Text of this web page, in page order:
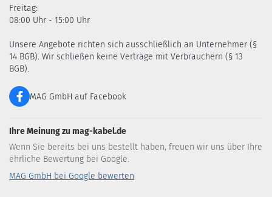
Freitag:
08:00 Uhr - 15:00 Uhr
Unsere Angebote richten sich ausschließlich an Unternehmer (§
14 BGB). Wir schließen keine Verträge mit Verbrauchern (§ 13
BGB).
MAG GmbH auf Facebook
Ihre Meinung zu mag-kabel.de
Wenn Sie bereits bei uns bestellt haben, freuen wir uns über Ihre
ehrliche Bewertung bei Google.
MAG GmbH bei Google bewerten